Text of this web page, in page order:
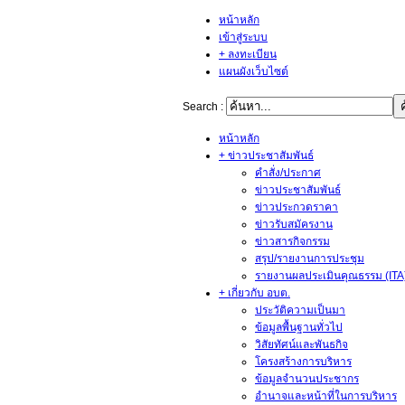
หน้าหลัก
เข้าสู่ระบบ
+ ลงทะเบียน
แผนผังเว็บไซต์
Search :
หน้าหลัก
+ ข่าวประชาสัมพันธ์
คำสั่ง/ประกาศ
ข่าวประชาสัมพันธ์
ข่าวประกวดราคา
ข่าวรับสมัครงาน
ข่าวสารกิจกรรม
สรุป/รายงานการประชุม
รายงานผลประเมินคุณธรรม
+ เกี่ยวกับ อบต.
ประวัติความเป็นมา
ข้อมูลพื้นฐานทั่วไป
วิสัยทัศน์และพันธกิจ
โครงสร้างการบริหาร
ข้อมูลจำนวนประชากร
อำนาจและหน้าที่ในการบริหาร